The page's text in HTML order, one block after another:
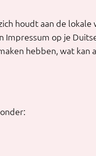
houdt aan de lokale
op je
hebben, wat kan